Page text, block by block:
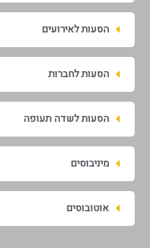
הסעות לאירועים
הסעות לחברות
הסעות לשדה תעופה
מיניבוסים
אוטובוסים